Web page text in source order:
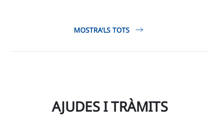
MOSTRA'LS TOTS
AJUDES I TRÀMITS